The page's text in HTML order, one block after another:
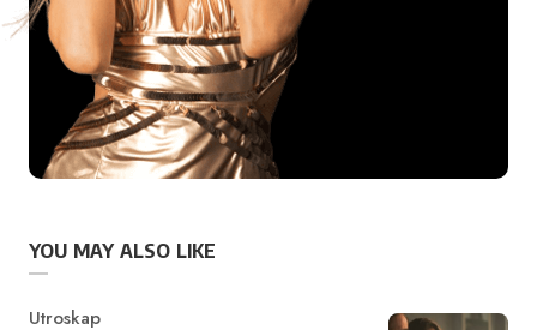
YOU MAY ALSO LIKE
Category
Utroskap